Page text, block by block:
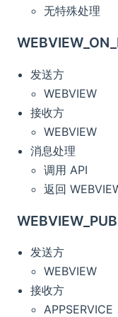
无特殊处理
发送方
WEBVIEW
接收方
WEBVIEW
消息处理
调用 API
返回
发送方
WEBVIEW
接收方
APPSERVICE